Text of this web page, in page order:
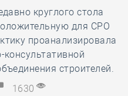
круглого стола
для СРО
проанализировала
строителей.
1630